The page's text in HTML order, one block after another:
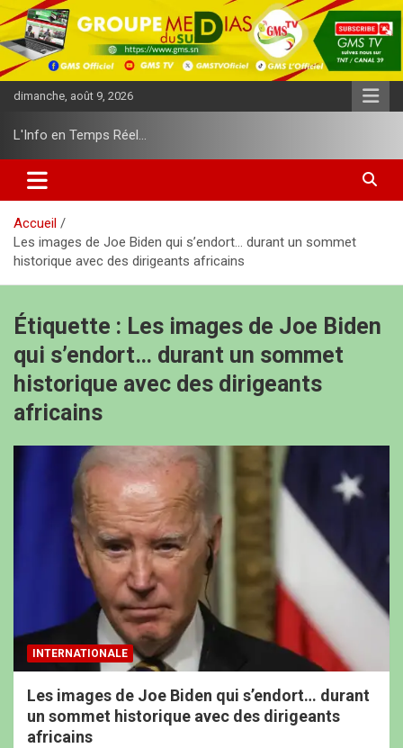
l
l
e
r
o
t
dimanche, août 9, 2026
L'Info en Temps Réel…
Accueil
Les images de Joe Biden qui s’endort… durant un sommet
historique avec des dirigeants africains
Étiquette : Les images de Joe Biden
qui s’endort… durant un sommet
historique avec des dirigeants
africains
INTERNATIONALE
Les images de Joe Biden qui s’endort… durant
un sommet historique avec des dirigeants
africains